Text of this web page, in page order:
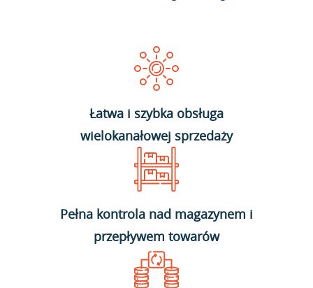
Łatwa i szybka obsługa
wielokanałowej sprzedaży
Pełna kontrola nad magazynem i
przepływem towarów